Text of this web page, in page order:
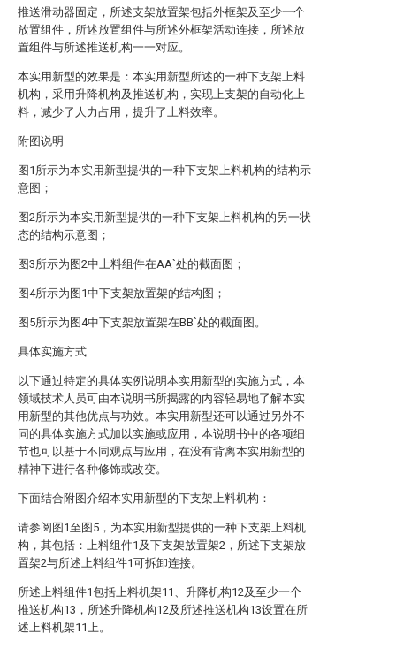
推送滑动器固定，所述支架放置架包括外框架及至少一个
放置组件，所述放置组件与所述外框架活动连接，所述放
置组件与所述推送机构一一对应。
本实用新型的效果是：本实用新型所述的一种下支架上料
机构，采用升降机构及推送机构，实现上支架的自动化上
料，减少了人力占用，提升了上料效率。
附图说明
图1所示为本实用新型提供的一种下支架上料机构的结构示
意图；
图2所示为本实用新型提供的一种下支架上料机构的另一状
态的结构示意图；
图3所示为图2中上料组件在AA`处的截面图；
图4所示为图1中下支架放置架的结构图；
图5所示为图4中下支架放置架在BB`处的截面图。
具体实施方式
以下通过特定的具体实例说明本实用新型的实施方式，本
领域技术人员可由本说明书所揭露的内容轻易地了解本实
用新型的其他优点与功效。本实用新型还可以通过另外不
同的具体实施方式加以实施或应用，本说明书中的各项细
节也可以基于不同观点与应用，在没有背离本实用新型的
精神下进行各种修饰或改变。
下面结合附图介绍本实用新型的下支架上料机构：
请参阅图1至图5，为本实用新型提供的一种下支架上料机
构，其包括：上料组件1及下支架放置架2，所述下支架放
置架2与所述上料组件1可拆卸连接。
所述上料组件1包括上料机架11、升降机构12及至少一个
推送机构13，所述升降机构12及所述推送机构13设置在所
述上料机架11上。